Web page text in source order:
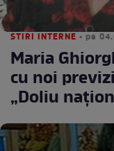
STIRI INTERNE • pe
Maria
cu noi
„Doliu